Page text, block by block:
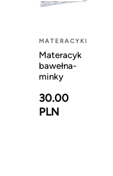
MATERACYKI
Materacyk
bawełna-
minky
30.00
PLN